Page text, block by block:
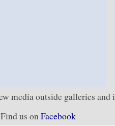
media outside galleries and
us on Facebook